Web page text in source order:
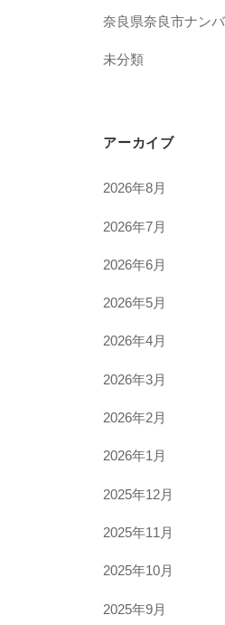
奈良県奈良市ナン
未分類
アーカイブ
2026年8月
2026年7月
2026年6月
2026年5月
2026年4月
2026年3月
2026年2月
2026年1月
2025年12月
2025年11月
2025年10月
2025年9月